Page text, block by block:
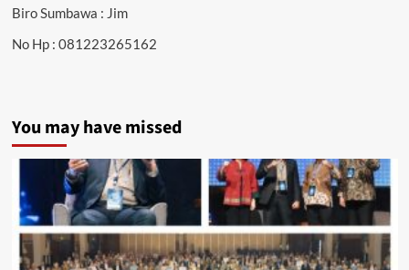
Biro Sumbawa : Jim
No Hp : 081223265162
You may have missed